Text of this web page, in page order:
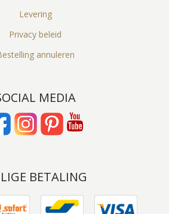
Levering
Privacy beleid
annuleren
MEDIA
BETALING